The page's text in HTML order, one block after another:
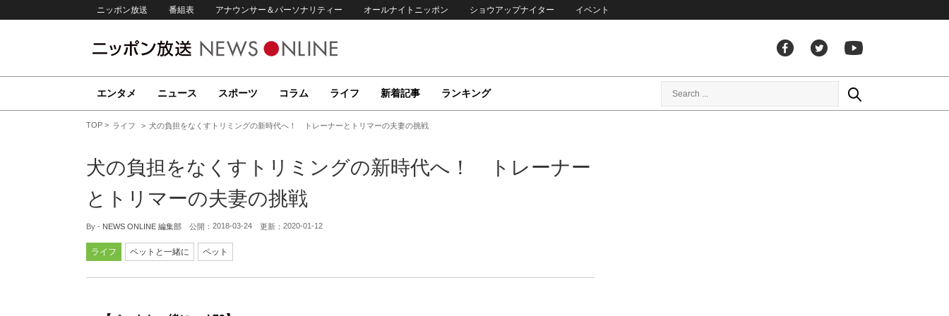
ニッポン放送 番組表 アナウンサー＆パーソナリティー オールナイトニッポン ショウアップナイター イベント
エンタメ ニュース スポーツ コラム ライフ 新着記事 ランキング
TOP ライフ 犬の負担をなくすトリミングの新時代へ！ トレーナーとトリマーの夫妻の挑戦
犬の負担をなくすトリミングの新時代へ！ トレーナー
とトリマーの夫妻の挑戦
By - NEWS ONLINE 編集部 公開： 2018-03-24 更新： 2020-01-12
ライフ ペットと一緒に ペット